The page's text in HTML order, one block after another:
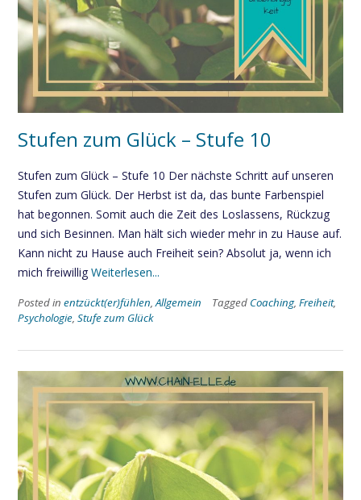
Stufen zum Glück – Stufe 10
Stufen zum Glück – Stufe 10 Der nächste Schritt auf unseren
Stufen zum Glück. Der Herbst ist da, das bunte Farbenspiel
hat begonnen. Somit auch die Zeit des Loslassens, Rückzug
und sich Besinnen. Man hält sich wieder mehr in zu Hause auf.
Kann nicht zu Hause auch Freiheit sein? Absolut ja, wenn ich
mich freiwillig Weiterlesen...
Posted in entzückt(er)fühlen,Allgemein Tagged Coaching, Freiheit,
Psychologie, Stufe zum Glück